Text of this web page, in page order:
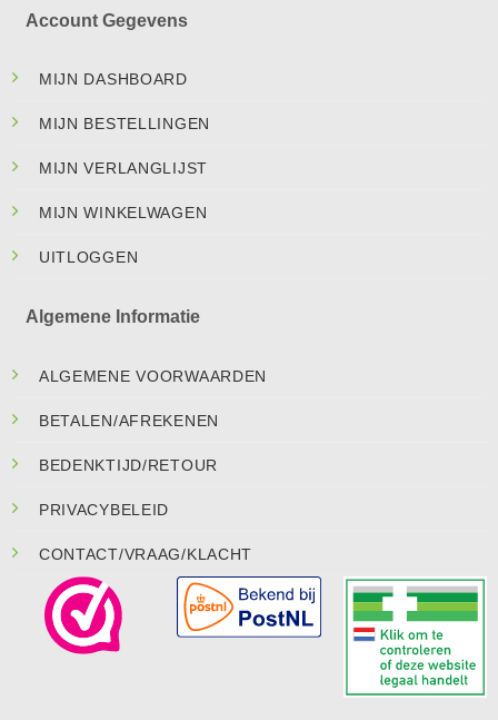
Account Gegevens
MIJN DASHBOARD
MIJN BESTELLINGEN
MIJN VERLANGLIJST
MIJN WINKELWAGEN
UITLOGGEN
Algemene Informatie
ALGEMENE VOORWAARDEN
BETALEN/AFREKENEN
BEDENKTIJD/RETOUR
PRIVACYBELEID
CONTACT/VRAAG/KLACHT